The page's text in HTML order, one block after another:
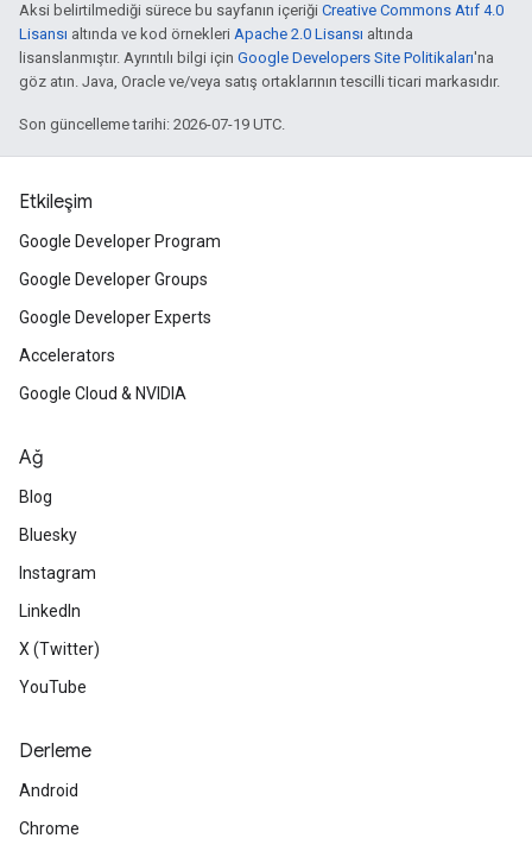
Aksi belirtilmediği sürece bu sayfanın içeriği Creative Commons Atıf 4.0
Lisansı altında ve kod örnekleri Apache 2.0 Lisansı altında
lisanslanmıştır. Ayrıntılı bilgi için Google Developers Site Politikaları'na
göz atın. Java, Oracle ve/veya satış ortaklarının tescilli ticari markasıdır.
Son güncelleme tarihi: 2026-07-19 UTC.
Etkileşim
Google Developer Program
Google Developer Groups
Google Developer Experts
Accelerators
Google Cloud & NVIDIA
Ağ
Blog
Bluesky
Instagram
LinkedIn
X (Twitter)
YouTube
Derleme
Android
Chrome